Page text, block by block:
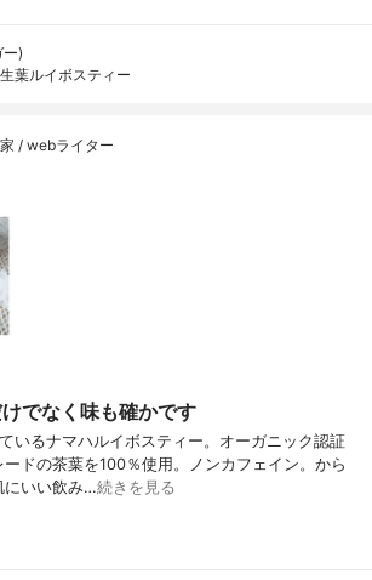
ー)
葉ルイボスティー
/ webライター
でなく味も確かです
いるナマハルイボスティー。オーガニック認証
ドの茶葉を100％使用。ノンカフェイン。から
にいい飲み…続きを見る